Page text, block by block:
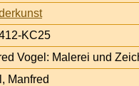
KC25
Vogel: Malerei und
Manfred